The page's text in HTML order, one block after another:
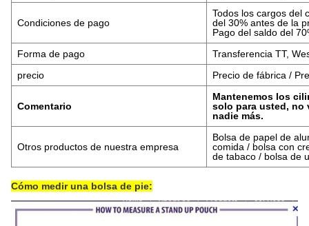
Condiciones de pago
Todos los cargos del
del 30% antes de la
Pago del saldo del
Forma de pago
Transferencia TT,
precio
Precio de fábrica /
Comentario
Mantenemos los
solo para usted, no
nadie más.
Otros productos de nuestra empresa
Bolsa de papel de
comida / bolsa con
de tabaco / bolsa de
Cómo medir una bolsa de pie: